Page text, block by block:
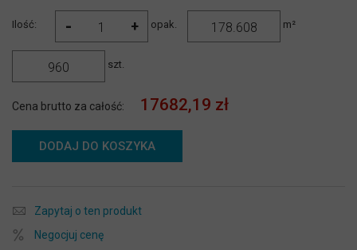
Ilość: - + opak. m²
szt.
Cena brutto za całość: 17682,19 zł
DODAJ DO KOSZYKA
Zapytaj o ten produkt
Negocjuj cenę